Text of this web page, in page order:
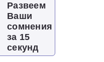
Развеем
Ваши
сомнения
за 15
секунд